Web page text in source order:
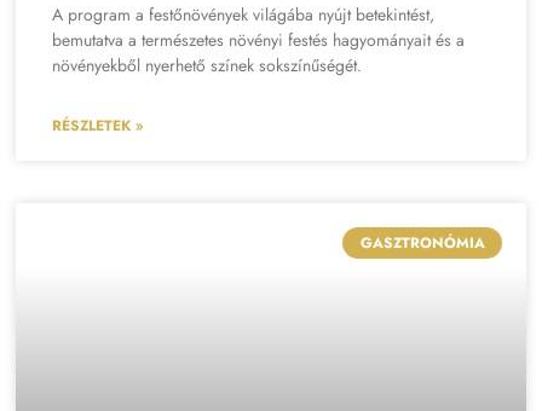
A program a festőnövények világába nyújt betekintést,
bemutatva a természetes növényi festés hagyományait és a
növényekből nyerhető színek sokszínűségét.
RÉSZLETEK »
GASZTRONÓMIA